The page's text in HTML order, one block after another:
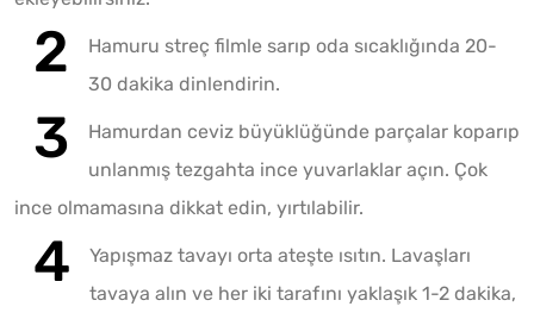
Hamuru streç filmle sarıp oda sıcaklığında 20-
30 dakika dinlendirin.
Hamurdan ceviz büyüklüğünde parçalar koparıp
unlanmış tezgahta ince yuvarlaklar açın. Çok
ince olmamasına dikkat edin, yırtılabilir.
Yapışmaz tavayı orta ateşte ısıtın. Lavaşları
tavaya alın ve her iki tarafını yaklaşık 1-2 dakika,